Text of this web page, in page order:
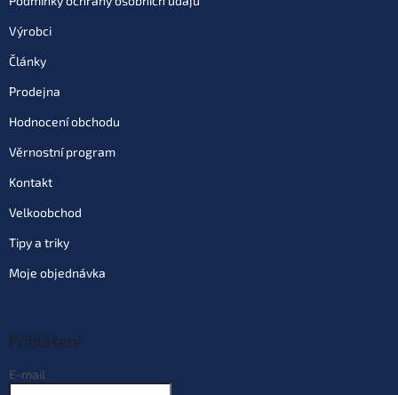
Výrobci
Články
Prodejna
Hodnocení obchodu
Věrnostní program
Kontakt
Velkoobchod
Tipy a triky
Moje objednávka
Přihlášení
E-mail